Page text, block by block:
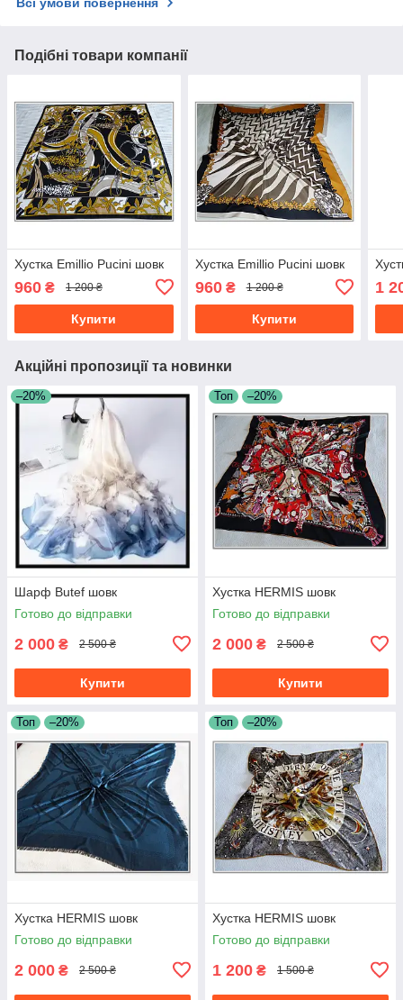
Всі умови повернення
Подібні товари компанії
Хустка Emillio Pucini шовк
960 ₴ 1 200 ₴
Купити
Хустка Emillio Pucini шовк
960₴ 1 200 ₴
Купити
1
Акційні пропозиції та новинки
–20%
Шарф Butef шовк
Готово до відправки
2 000 ₴ 2 500 ₴
Купити
Топ –20%
Хустка HERMIS шовк
Готово до відправки
2 000 ₴ 2 500 ₴
Купити
Топ –20%
Хустка HERMIS шовк
Готово до відправки
2 000 ₴ 2 500 ₴
Топ –20%
Хустка HERMIS шовк
Готово до відправки
1 200 ₴ 1 500 ₴